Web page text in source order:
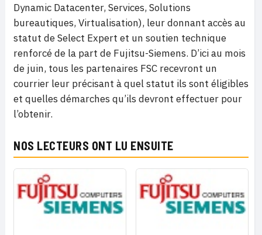
Dynamic Datacenter, Services, Solutions
bureautiques, Virtualisation), leur donnant accès au
statut de Select Expert et un soutien technique
renforcé de la part de Fujitsu-Siemens. D’ici au mois
de juin, tous les partenaires FSC recevront un
courrier leur précisant à quel statut ils sont éligibles
et quelles démarches qu’ils devront effectuer pour
l’obtenir.
NOS LECTEURS ONT LU ENSUITE